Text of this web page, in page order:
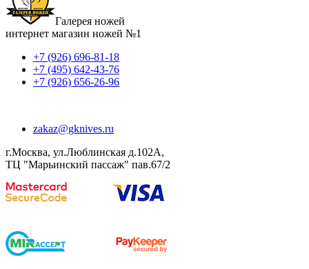
Галерея ножей
интернет магазин ножей №1
+7 (926) 696-81-18
+7 (495) 642-43-76
+7 (926) 656-26-96
zakaz@gknives.ru
г.Москва, ул.Люблинская д.102А,
ТЦ "Марьинский пассаж" пав.67/2